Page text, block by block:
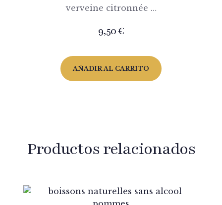
verveine citronnée …
9,50€
AÑADIR AL CARRITO
Productos relacionados